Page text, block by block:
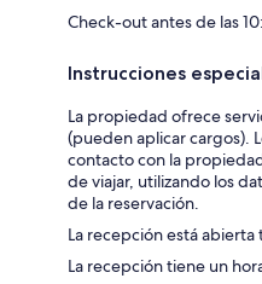
Check-out antes de las
Instrucciones
La propiedad ofrece
(pueden aplicar cargos).
contacto con la
de viajar, utilizando los
de la reservación.
La recepción está
La recepción tiene un